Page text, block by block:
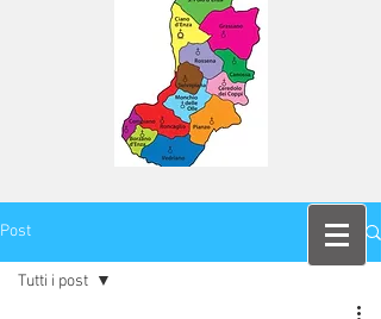
Post
Tutti i post